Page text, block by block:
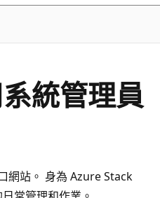
統管理員
網站。 身為 Azure Stack